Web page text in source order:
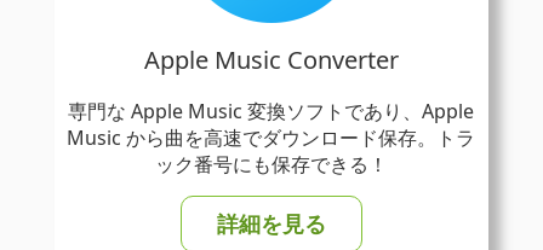
Apple Music Converter
専門な Apple Music 変換ソフトであり、Apple
Music から曲を高速でダウンロード保存。トラ
ック番号にも保存できる！
詳細を見る